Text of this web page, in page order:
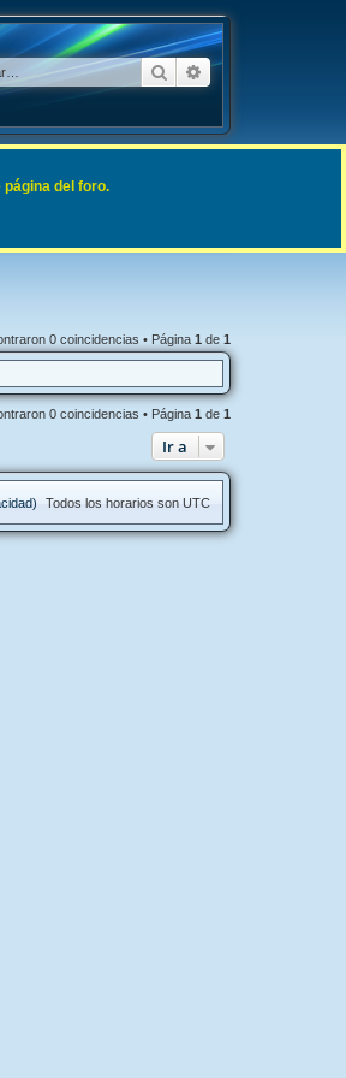
BuscarBúsqueda
0 coincidencias • Página 1 de 1
0 coincidencias • Página 1 de 1
Ir a
del foro.
Todos los horarios son UTC